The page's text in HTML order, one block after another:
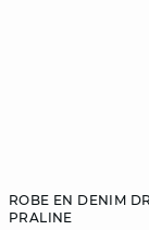
ROBE EN DENIM
PRALINE